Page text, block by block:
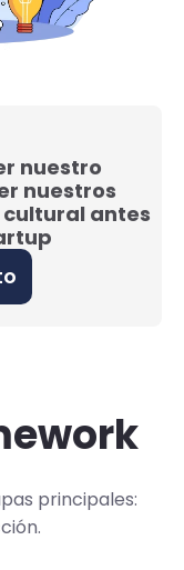
nuestro
nuestros
antes
principales: